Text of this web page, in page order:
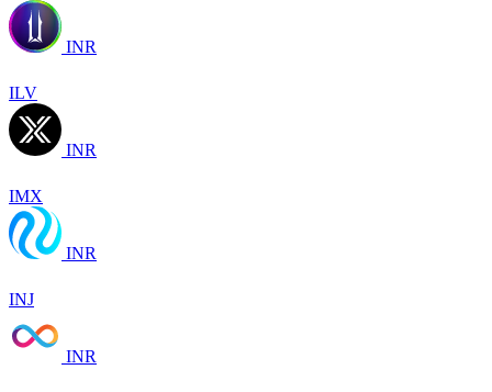
INR
ILV
INR
IMX
INR
INJ
INR